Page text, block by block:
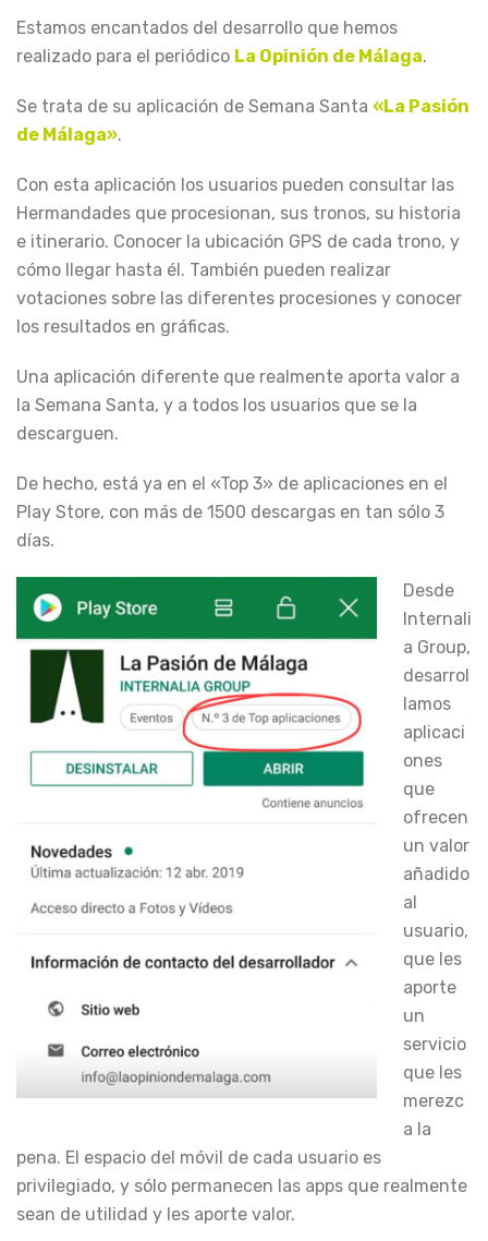
Estamos encantados del desarrollo que hemos
realizado para el periódico La Opinión de Málaga.
Se trata de su aplicación de Semana Santa «La Pasión
de Málaga».
Con esta aplicación los usuarios pueden consultar las
Hermandades que procesionan, sus tronos, su historia
e itinerario. Conocer la ubicación GPS de cada trono, y
cómo llegar hasta él. También pueden realizar
votaciones sobre las diferentes procesiones y conocer
los resultados en gráficas.
Una aplicación diferente que realmente aporta valor a
la Semana Santa, y a todos los usuarios que se la
descarguen.
De hecho, está ya en el «Top 3» de aplicaciones en el
Play Store, con más de 1500 descargas en tan sólo 3
días.
Desde
Internali
a Group,
desarrol
lamos
aplicaci
ones
que
ofrecen
un valor
añadido
al
usuario,
que les
aporte
un
servicio
que les
merezc
a la
pena. El espacio del móvil de cada usuario es
privilegiado, y sólo permanecen las apps que realmente
sean de utilidad y les aporte valor.